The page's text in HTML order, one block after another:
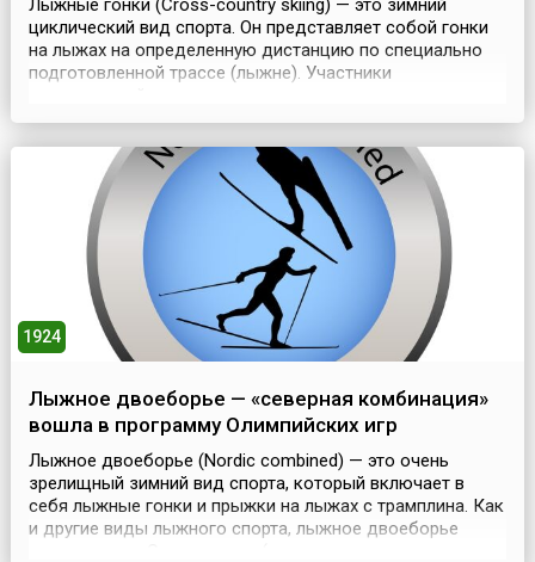
Лыжные гонки (Cross-country skiing) — это зимний
циклический вид спорта. Он представляет собой гонки
на лыжах на определенную дистанцию по специально
подготовленной трассе (лыжне). Участники
зависимости от пола и возраста.Впервые официальные
Норвегии в 1767 году. Затем мода на этот вид спорта
перешла к ш...
1924
Лыжное двоеборье — «северная комбинация»
вошла в программу Олимпийских игр
Лыжное двоеборье (Nordic combined) — это очень
зрелищный зимний вид спорта, который включает в
себя лыжные гонки и прыжки на лыжах с трамплина. Как
и другие виды лыжного спорта, лыжное двоеборье